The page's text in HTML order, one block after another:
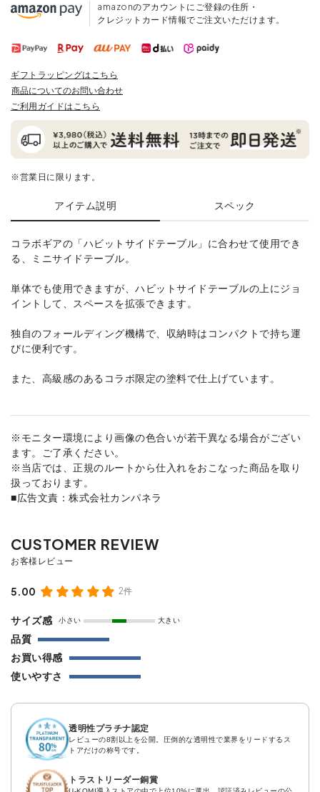
amazonのアカウントにご登録の住所・
クレジットカード情報でご注文いただけます。
ギフトラッピングはこちら
商品についてのお問い合わせ
ご利用ガイドはこちら
※営業日に限ります。
アイテム説明 スペック
コラボギアの「ハビットサイドテーブル」に合わせて使用でき
る、ミニサイドテーブル。
単体でも使用できますが、ハビットサイドテーブルの上にジョ
イントして、スペースを拡張できます。
独自のフォールディング機構で、収納時はコンパクトで持ち運
びに便利です。
また、高級感のあるコラボ限定の塗料で仕上げています。
※モニター環境により画像の色合いが若干異なる場合がござい
ます。ご了承ください。
※当店では、正規のルートから仕入れをおこなった商品を取り
扱っております。
■広告文責：株式会社カンパネラ
5.00 2件
サイズ感 小さい 大きい
品質
お買い得感
使いやすさ
透明性プラチナ認定
レビューの8割以上を公開。圧倒的な透明性で業界をリードするス
トアだけの称号です。
トラストリーダー銅賞